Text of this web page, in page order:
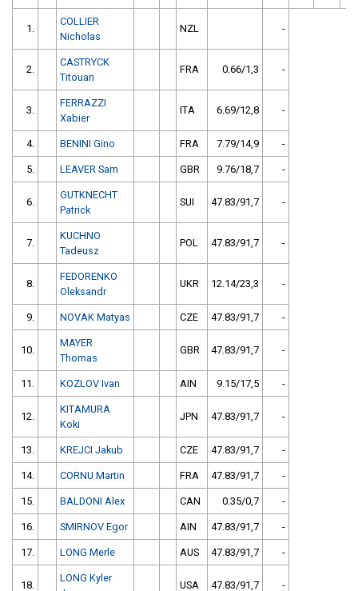
1.
COLLIER
Nicholas
NZL -
2.
CASTRYCK
Titouan
FRA 0.66/1,3 -
3.
FERRAZZI
Xabier
ITA 6.69/12,8 -
4. BENINI Gino FRA 7.79/14,9 -
5. LEAVER Sam GBR 9.76/18,7 -
6.
GUTKNECHT
Patrick
SUI 47.83/91,7 -
7.
KUCHNO
Tadeusz
POL 47.83/91,7 -
8.
FEDORENKO
Oleksandr
UKR 12.14/23,3 -
9. NOVAK Matyas CZE 47.83/91,7 -
10.
MAYER
Thomas
GBR 47.83/91,7 -
11. KOZLOV Ivan AIN 9.15/17,5 -
12.
KITAMURA
Koki
JPN 47.83/91,7 -
13. KREJCI Jakub CZE 47.83/91,7 -
14. CORNU Martin FRA 47.83/91,7 -
15. BALDONI Alex CAN 0.35/0,7 -
16. SMIRNOV Egor AIN 47.83/91,7 -
17. LONG Merle AUS 47.83/91,7 -
18.
LONG Kyler
USA 47.83/91,7 -